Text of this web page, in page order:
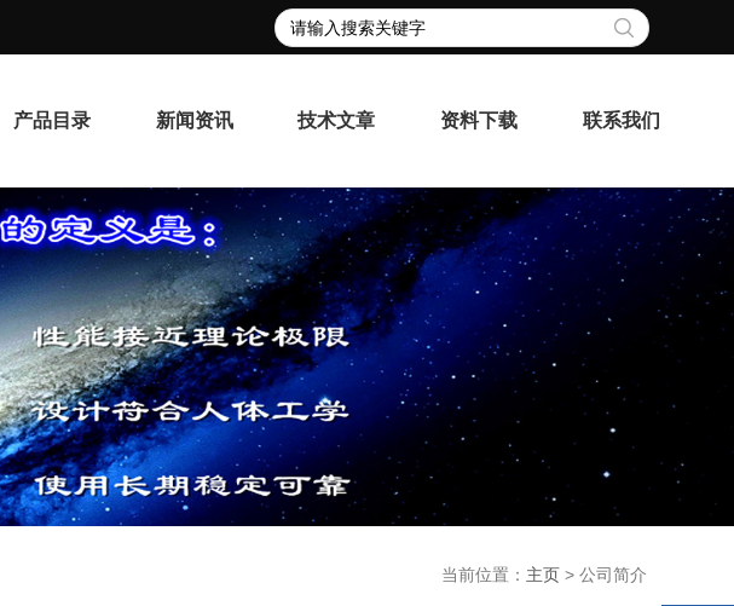
产品目录 新闻资讯 技术文章 资料下载 联系我们
当前位置： 主页 > 公司简介